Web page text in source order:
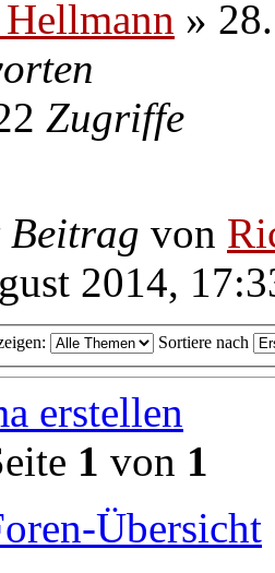
»
Zugriffe
Beitrag von
2014,
Sortiere nach
erstellen
1 von 1
Übersicht